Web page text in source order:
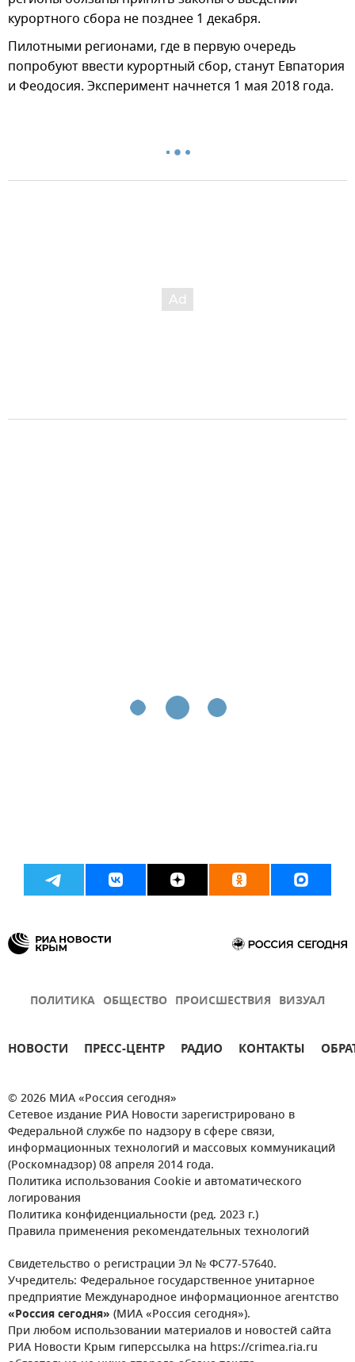
курортного сбора не позднее 1 декабря.
Пилотными регионами, где в первую очередь
попробуют ввести курортный сбор, станут Евпатория
и Феодосия. Эксперимент начнется 1 мая 2018 года.
ПОЛИТИКА ОБЩЕСТВО ПРОИСШЕСТВИЯ ВИЗУАЛ
НОВОСТИ ПРЕСС-ЦЕНТР РАДИО КОНТАКТЫ
© 2026 МИА «Россия сегодня»
Сетевое издание РИА Новости зарегистрировано в
Федеральной службе по надзору в сфере связи,
информационных технологий и массовых коммуникаций
(Роскомнадзор) 08 апреля 2014 года.
Политика использования Cookie и автоматического
логирования
Политика конфиденциальности (ред. 2023 г.)
Правила применения рекомендательных технологий
Свидетельство о регистрации Эл № ФС77-57640.
Учредитель: Федеральное государственное унитарное
предприятие Международное информационное агентство
«Россия сегодня» (МИА «Россия сегодня»).
При любом использовании материалов и новостей сайта
РИА Новости Крым гиперссылка на https://crimea.ria.ru